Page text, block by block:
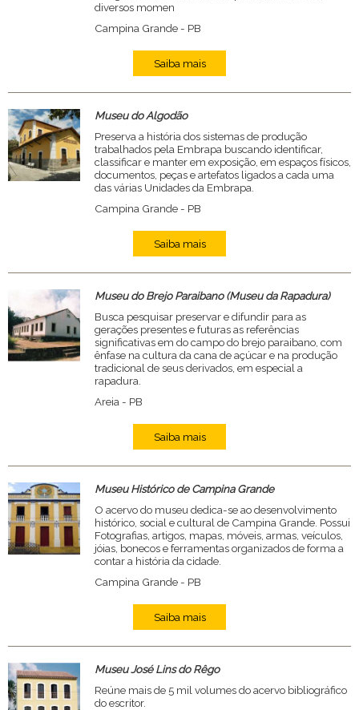
diversos momen
Campina Grande - PB
Saiba mais
Museu do Algodão
Preserva a história dos sistemas de produção
trabalhados pela Embrapa buscando identificar,
classificar e manter em exposição, em espaços físicos,
documentos, peças e artefatos ligados a cada uma
das várias Unidades da Embrapa.
Campina Grande - PB
Saiba mais
Museu do Brejo Paraibano (Museu da Rapadura)
Busca pesquisar preservar e difundir para as
gerações presentes e futuras as referências
significativas em do campo do brejo paraibano, com
ênfase na cultura da cana de açúcar e na produção
tradicional de seus derivados, em especial a
rapadura.
Areia - PB
Saiba mais
Museu Histórico de Campina Grande
O acervo do museu dedica-se ao desenvolvimento
histórico, social e cultural de Campina Grande. Possui
Fotografias, artigos, mapas, móveis, armas, veículos,
jóias, bonecos e ferramentas organizados de forma a
contar a história da cidade.
Campina Grande - PB
Saiba mais
Museu José Lins do Rêgo
Reúne mais de 5 mil volumes do acervo bibliográfico
do escritor.